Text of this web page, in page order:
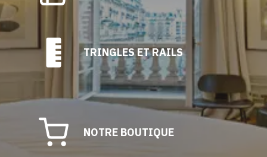
TRINGLES ET RAILS
NOTRE BOUTIQUE